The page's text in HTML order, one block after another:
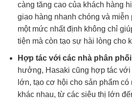
càng tăng cao của khách hàng
giao hàng nhanh chóng và
một mức nhất định không chỉ
tiện mà còn tạo sự hài lòng cho
Hợp tác với các nhà phân
hưởng, Hasaki cũng hợp tác với
lớn, tạo cơ hội cho sản phẩm
khác nhau, từ các siêu thị lớn